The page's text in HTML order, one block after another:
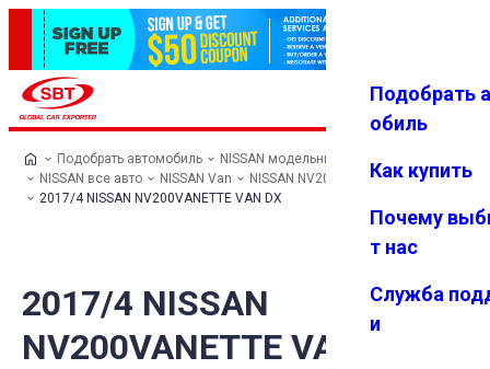
Избранн
Меню
Подобрать
обиль
Как купить
Почему
т нас
Служба
и
Подобрать автомобиль
NISSAN модельный ряд
NISSAN все авто
NISSAN Van
NISSAN NV200VANETTE VAN
2017/4 NISSAN NV200VANETTE VAN DX
2017/4 NISSAN
NV200VANETTE VAN DX